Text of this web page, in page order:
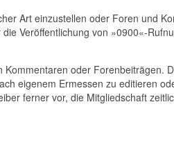
Art einzustellen oder Foren und
Veröffentlichung von »0900«-
oder Forenbeiträgen.
eigenem Ermessen zu editieren
ferner vor, die Mitgliedschaft